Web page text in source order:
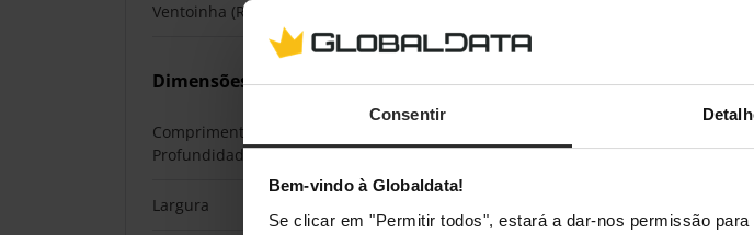
Consentir
Bem-vindo à Globaldata!
Se clicar em "Permitir todos", estará a dar-nos permissão
Ventoinha (Rotor)
Dimensões
Comprimento /
Profundidade
Largura